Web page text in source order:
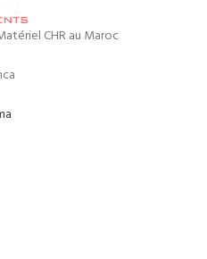
CHR au Maroc